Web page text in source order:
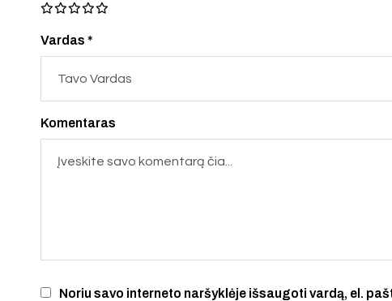
Vardas *
Noriu savo interneto naršyklėje išsaugoti vardą, el.
Komentaras